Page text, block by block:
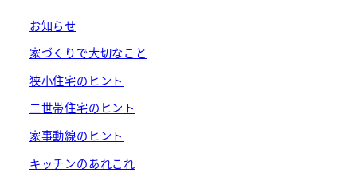
お知らせ
家づくりで大切なこと
狭小住宅のヒント
二世帯住宅のヒント
家事動線のヒント
キッチンのあれこれ